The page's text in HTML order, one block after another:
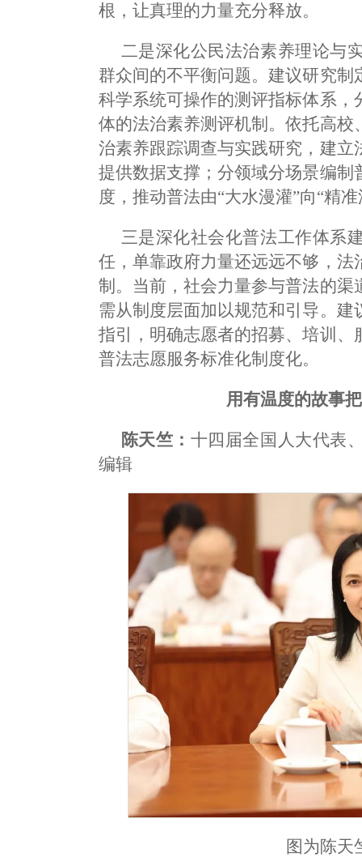
根，让真理的力量充分释放。
二是深化公民法治素养理论与
群众间的不平衡问题。建议研究
科学系统可操作的测评指标体系
体的法治素养测评机制。依托高
治素养跟踪调查与实践研究，建
提供数据支撑；分领域分场景编
度，推动普法由“大水漫灌”向“精
三是深化社会化普法工作体系
任，单靠政府力量还远远不够，
制。当前，社会力量参与普法的
需从制度层面加以规范和引导。
指引，明确志愿者的招募、培训
普法志愿服务标准化制度化。
用有温度的故事
陈天竺： 十四届全国人大代表
编辑
图为陈天